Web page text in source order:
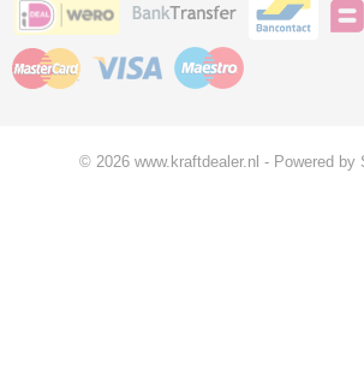
© 2026 www.kraftdealer.nl - Powered by